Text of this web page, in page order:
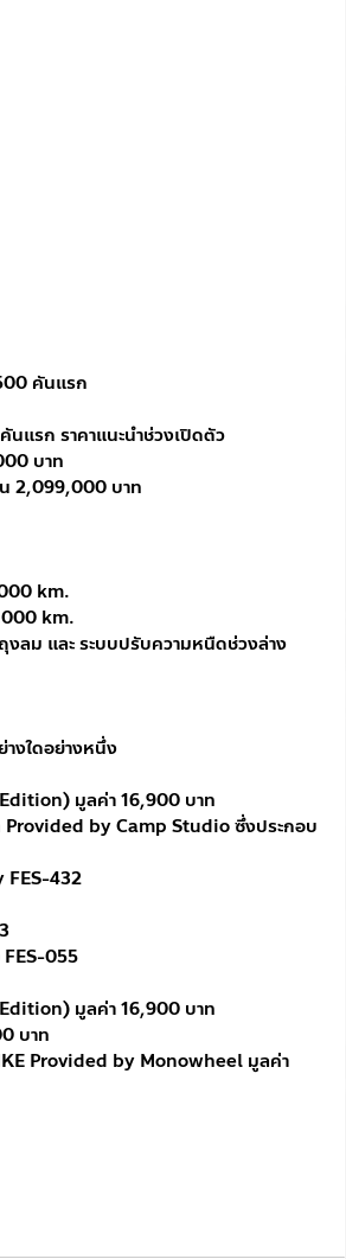
คันแรก
แรก ราคาแนะนำช่วงเปิดตัว
บาท
2,099,000 บาท
km.
km.
ลม และ ระบบปรับความหนืดช่วงล่าง
งใดอย่างหนึ่ง
มูลค่า 16,900 บาท
by Camp Studio ซึ่งประกอบ
432
055
มูลค่า 16,900 บาท
บาท
Provided by Monowheel มูลค่า